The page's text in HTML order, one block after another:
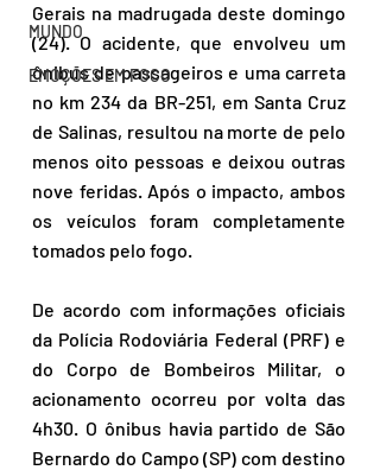
MUNDO
EMOÇÕES EM FOCO
Gerais na madrugada deste domingo
(24). O acidente, que envolveu um
ônibus de passageiros e uma carreta
no km 234 da BR-251, em Santa Cruz
de Salinas, resultou na morte de pelo
menos oito pessoas e deixou outras
nove feridas. Após o impacto, ambos
os veículos foram completamente
tomados pelo fogo.
De acordo com informações oficiais
da Polícia Rodoviária Federal (PRF) e
do Corpo de Bombeiros Militar, o
acionamento ocorreu por volta das
4h30. O ônibus havia partido de São
Bernardo do Campo (SP) com destino